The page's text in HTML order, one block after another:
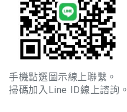
手機點選圖示線上聯繫。
掃碼加入Line ID線上諮詢。